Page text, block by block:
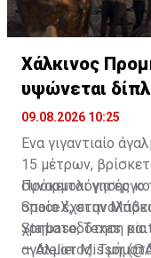
Χάλκινος
υψώνεται
Έλον Μασκ
09.08.2026 10:25
Ένα γιγαντιαίο
15 μέτρων,
συναρμολόγησης
SpaceX, στην
Πρόκειται για
οποίο έχει
χρηματοδότηση
αγάλματος.
Starbase, Texas.
— Atelier Missor